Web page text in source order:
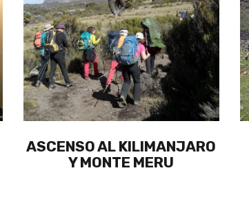
ASCENSO AL KILIMANJARO
Y MONTE MERU